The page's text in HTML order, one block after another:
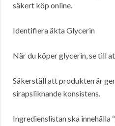
säkert köp online.
Identifiera äkta Glycerin
När du köper glycerin, se till
Säkerställ att produkten är
sirapsliknande konsistens.
Ingredienslistan ska innehålla